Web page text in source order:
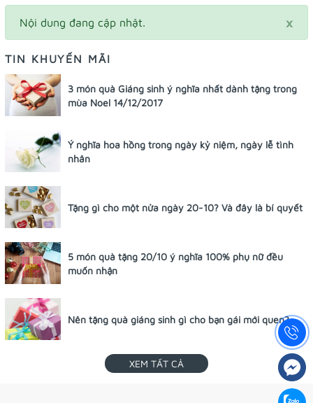
×
Nội dung đang cập nhật.
TIN KHUYẾN MÃI
3 món quà Giáng sinh ý nghĩa nhất dành tặng trong
mùa Noel 14/12/2017
Ý nghĩa hoa hồng trong ngày kỷ niệm, ngày lễ tình
nhân
Tặng gì cho một nửa ngày 20-10? Và đây là bí quyết
5 món quà tặng 20/10 ý nghĩa 100% phụ nữ đều
muốn nhận
Nên tặng quà giáng sinh gì cho bạn gái mới quen?
XEM TẤT CẢ